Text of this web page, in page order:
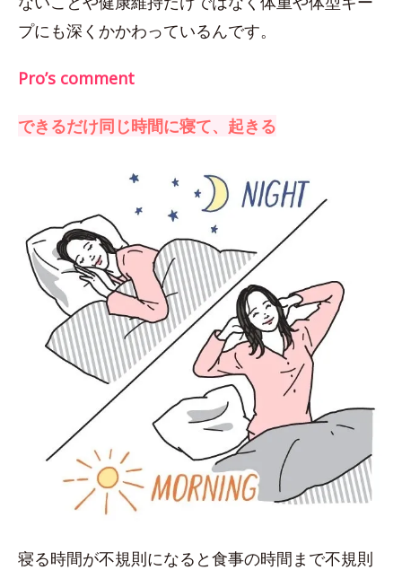
プにも深くかかわっているんです。
Pro’s comment
できるだけ同じ時間に寝て、起きる
寝る時間が不規則になると食事の時間まで不規則